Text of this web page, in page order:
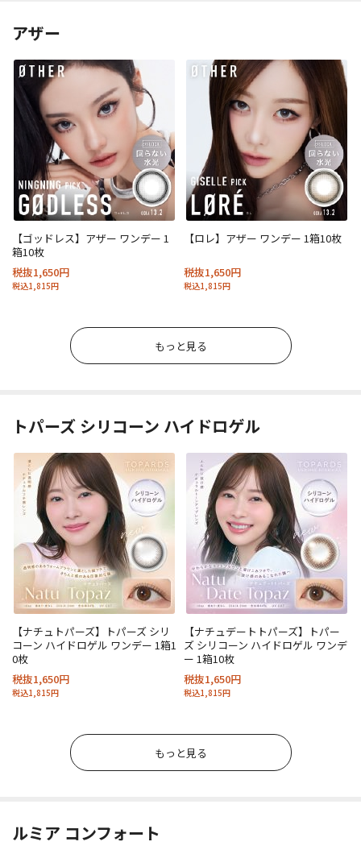
アザー
【ゴッドレス】アザー ワンデー 1
箱10枚
税抜1,650円
税込1,815円
【ロレ】アザー ワンデー 1箱10枚
税抜1,650円
税込1,815円
もっと見る
トパーズ シリコーン ハイドロゲル
【ナチュトパーズ】トパーズ シリ
コーン ハイドロゲル ワンデー 1箱1
0枚
税抜1,650円
税込1,815円
【ナチュデートトパーズ】トパー
ズ シリコーン ハイドロゲル ワンデ
ー 1箱10枚
税抜1,650円
税込1,815円
もっと見る
ルミア コンフォート